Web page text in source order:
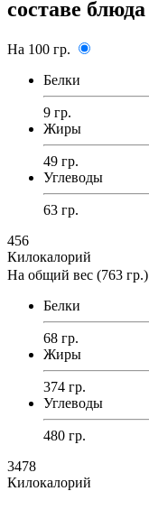
составе блюда
На 100 гр.
Белки
9 гр.
Жиры
49 гр.
Углеводы
63 гр.
456
Килокалорий
На общий вес (763 гр.)
Белки
68 гр.
Жиры
374 гр.
Углеводы
480 гр.
3478
Килокалорий